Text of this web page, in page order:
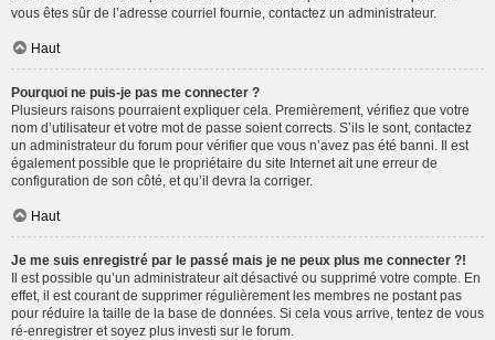
vous êtes sûr de l’adresse courriel fournie, contactez un administrateur.
Haut
Pourquoi ne puis-je pas me connecter ?
Plusieurs raisons pourraient expliquer cela. Premièrement, vérifiez que votre
nom d’utilisateur et votre mot de passe soient corrects. S’ils le sont, contactez
un administrateur du forum pour vérifier que vous n’avez pas été banni. Il est
également possible que le propriétaire du site Internet ait une erreur de
configuration de son côté, et qu’il devra la corriger.
Haut
Je me suis enregistré par le passé mais je ne peux plus me connecter ?!
Il est possible qu’un administrateur ait désactivé ou supprimé votre compte. En
effet, il est courant de supprimer régulièrement les membres ne postant pas
pour réduire la taille de la base de données. Si cela vous arrive, tentez de vous
ré-enregistrer et soyez plus investi sur le forum.